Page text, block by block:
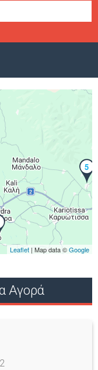
ε
ο
5
Leaflet | Map data ©Google
Αγορά